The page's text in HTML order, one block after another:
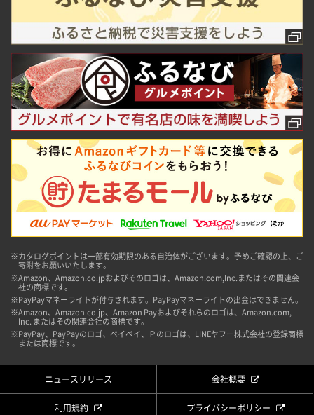
※カタログポイントは一部有効期限のある自治体がございます。予めご確認の上、ご
寄附をお願いいたします。
※Amazon、Amazon.co.jpおよびそのロゴは、Amazon.com,Inc.またはその関連会
社の商標です。
※PayPayマネーライトが付与されます。PayPayマネーライトの出金はできません。
※Amazon、Amazon.co.jp、Amazon Payおよびそれらのロゴは、Amazon.com,
Inc. またはその関連会社の商標です。
※PayPay、PayPayのロゴ、ペイペイ、Ｐのロゴは、LINEヤフー株式会社の登録商標
または商標です。
ニュースリリース 会社概要
利用規約 プライバシーポリシー